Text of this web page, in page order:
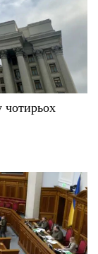
чотирьох